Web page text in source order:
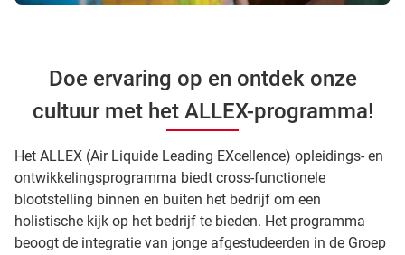
Doe ervaring op en ontdek onze
cultuur met het ALLEX-programma!
Het ALLEX (Air Liquide Leading EXcellence) opleidings- en
ontwikkelingsprogramma biedt cross-functionele
blootstelling binnen en buiten het bedrijf om een
holistische kijk op het bedrijf te bieden. Het programma
beoogt de integratie van jonge afgestudeerden in de Groep